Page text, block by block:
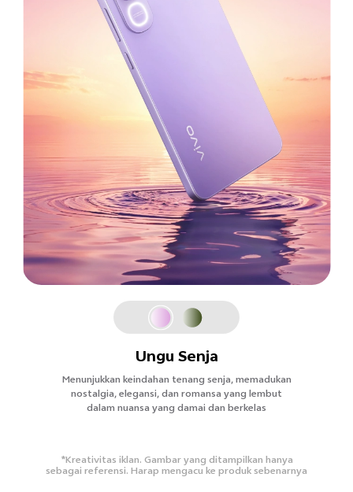
Ungu Senja
Menunjukkan keindahan tenang senja, memadukan
nostalgia, elegansi, dan romansa yang lembut
dalam nuansa yang damai dan berkelas
*Kreativitas iklan. Gambar yang ditampilkan hanya
sebagai referensi. Harap mengacu ke produk sebenarnya